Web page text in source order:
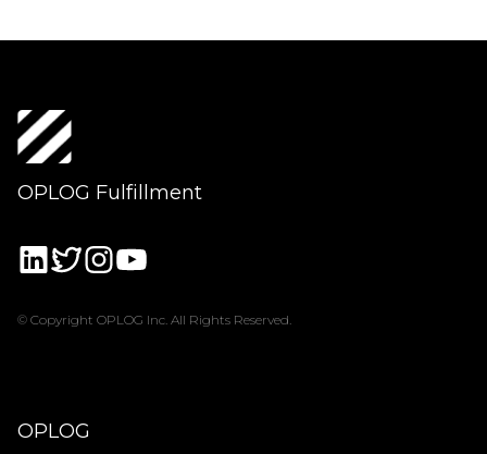
OPLOG Fulfillment
© Copyright OPLOG Inc. All Rights Reserved.
OPLOG